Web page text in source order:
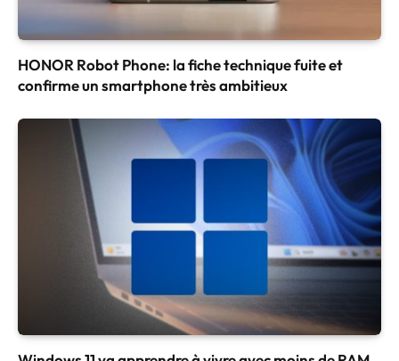
HONOR Robot Phone: la fiche technique fuite et
confirme un smartphone très ambitieux